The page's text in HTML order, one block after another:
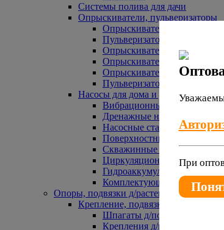
Системы полива для дачи
Опрыскиватели, пульверизаторы
Опрыскиватели
Пульверизаторы прочие
Опрыскиватели Урожайная
Опрыскиватели Жук
Опрыскиватели прочие
Пульверизаторы Урожайная
Насосы для дома и дачи
Вибрационные насосы
Дренажные насосы
Насосные станции
Поверхностные насосы
Скважинные насосы
Циркуляционные насосы
Гидроаккумуляторы и
Комплектующие к насосам
Опоры, подвязки д/растений
Крепление, подвязки д/растений
Шпагаты д/подвязки
Крепления д/растений
При